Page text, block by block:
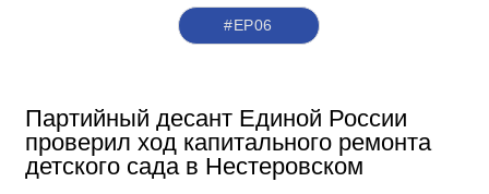
#ЕР06
Партийный десант Единой России
проверил ход капитального ремонта
детского сада в Нестеровском